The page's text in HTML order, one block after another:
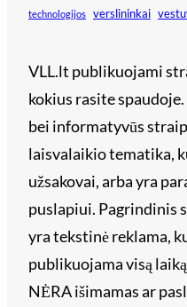
technologijos verslininkai
VLL.lt publikuojami
kokius rasite
bei informatyvūs
laisvalaikio tematika,
užsakovai, arba yra
puslapiui. Pagrindinis
yra tekstinė reklama,
publikuojama visą
NĖRA išimamas ar